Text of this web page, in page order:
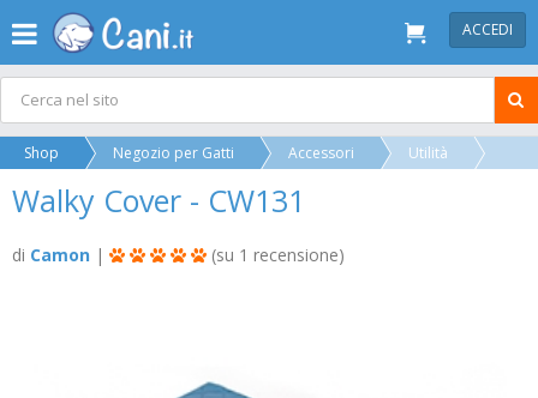
ACCEDI
Shop Negozio per Gatti Accessori Utilità
Walky Cover - CW131
di Camon | (su 1 recensione)